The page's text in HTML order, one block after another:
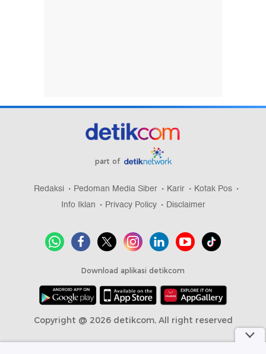
part of
Redaksi Pedoman Media Siber Karir
Kotak Pos
Info Iklan
Privacy Policy Disclaimer
Download aplikasi detikcom
Copyright @ 2026 detikcom, All right reserved